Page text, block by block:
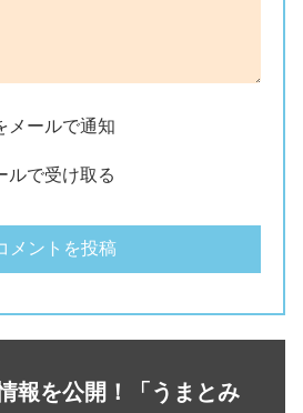
メールで通知
ルで受け取る
報を公開！「うまとみ